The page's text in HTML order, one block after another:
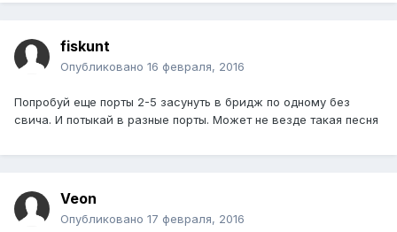
fiskunt
Опубликовано 16 февраля, 2016
Попробуй еще порты 2-5 засунуть в бридж по одному без
свича. И потыкай в разные порты. Может не везде такая песня
Veon
Опубликовано 17 февраля, 2016